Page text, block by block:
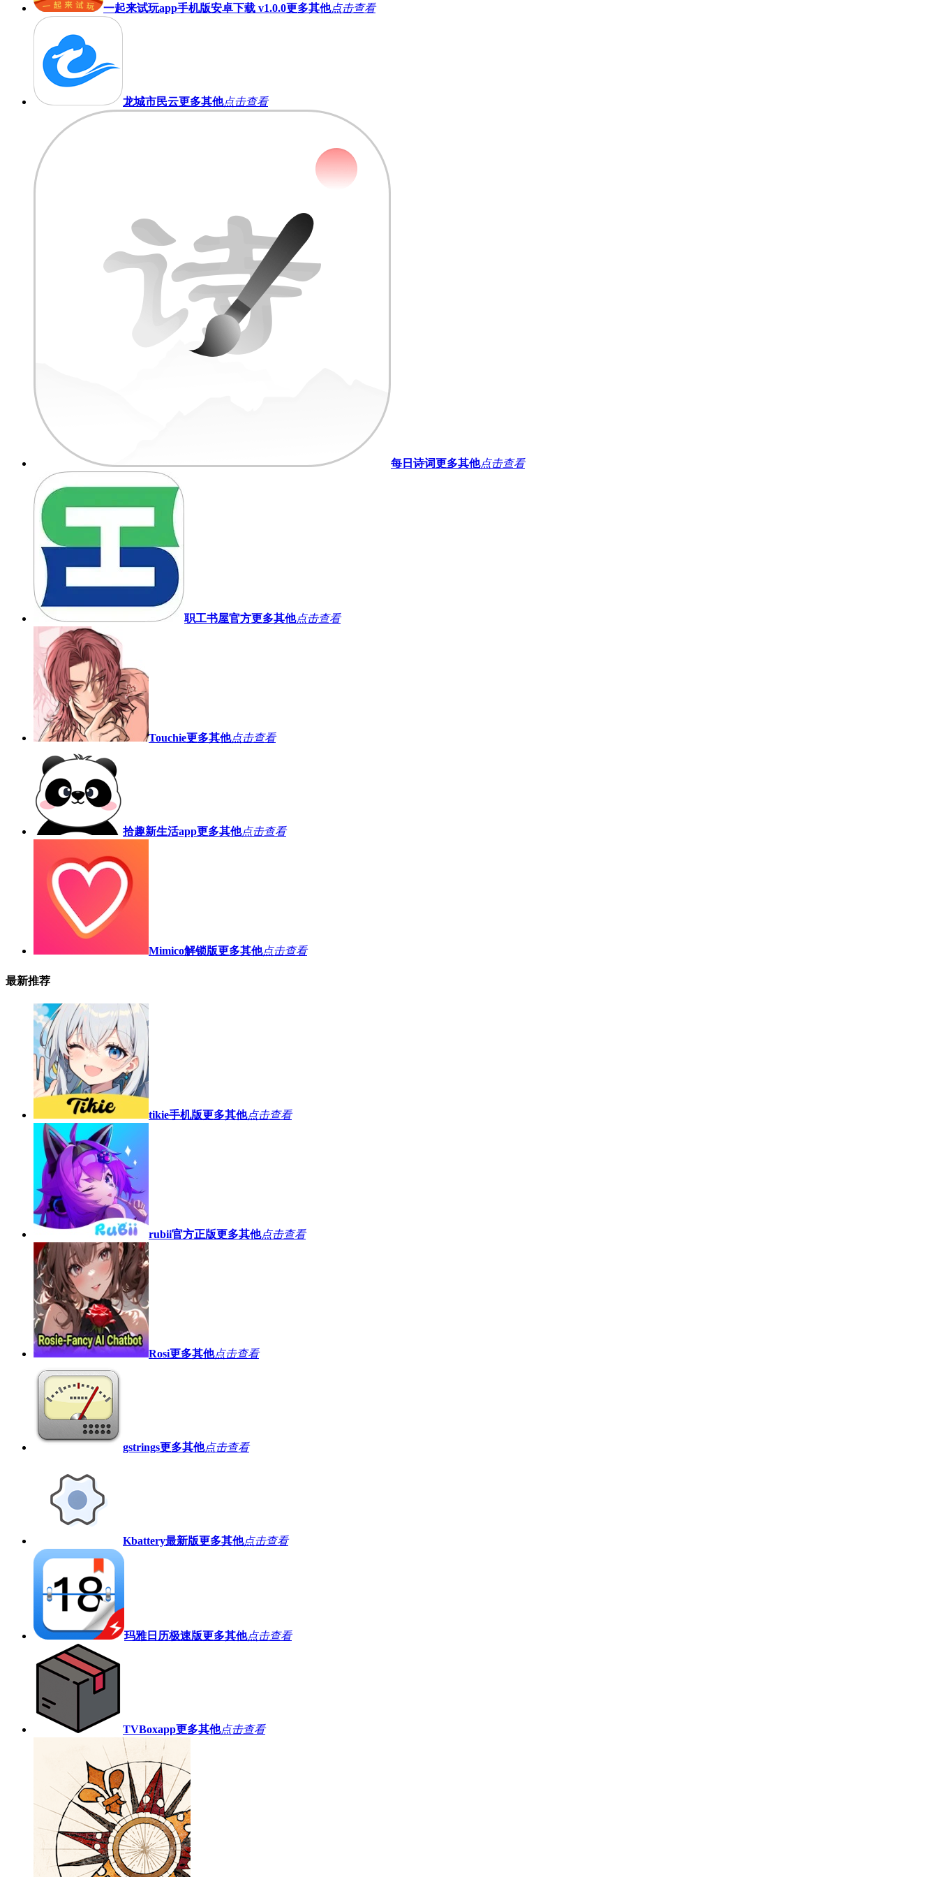
一起来试玩app手机版安卓下载 v1.0.0更多其他点击查看
龙城市民云更多其他点击查看
每日诗词更多其他点击查看
职工书屋官方更多其他点击查看
Touchie更多其他点击查看
拾趣新生活app更多其他点击查看
Mimico解锁版更多其他点击查看
最新推荐
tikie手机版更多其他点击查看
rubii官方正版更多其他点击查看
Rosi更多其他点击查看
gstrings更多其他点击查看
Kbattery最新版更多其他点击查看
玛雅日历极速版更多其他点击查看
TVBoxapp更多其他点击查看